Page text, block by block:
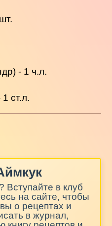
- 1 ч.л.
ст.л.
Вступайте в клуб
на сайте, чтобы
о рецептах и
в журнал,